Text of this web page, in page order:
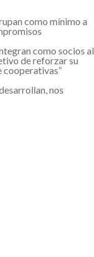
como mínimo a
como socios al
de reforzar su
cooperativas”
nos